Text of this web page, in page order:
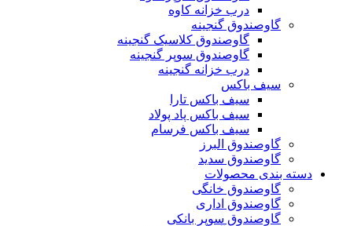
درب خزانه کاوه
گاوصندوق گنجینه
گاوصندوق کلاسیک گنجینه
گاوصندوق سوپر گنجینه
درب خزانه گنجینه
سیف باکس
سیف باکس تارا
سیف باکس پاد پولاد
سیف باکس فرسام
گاوصندوق البرز
گاوصندوق سدید
دسته بندی محصولات
گاوصندوق خانگی
گاوصندوق اداری
گاوصندوق سوپر بانکی